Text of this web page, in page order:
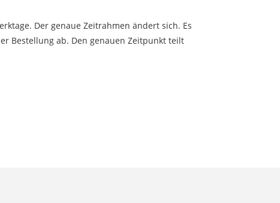
Der genaue Zeitrahmen ändert sich. Es
Bestellung ab. Den genauen Zeitpunkt teilt